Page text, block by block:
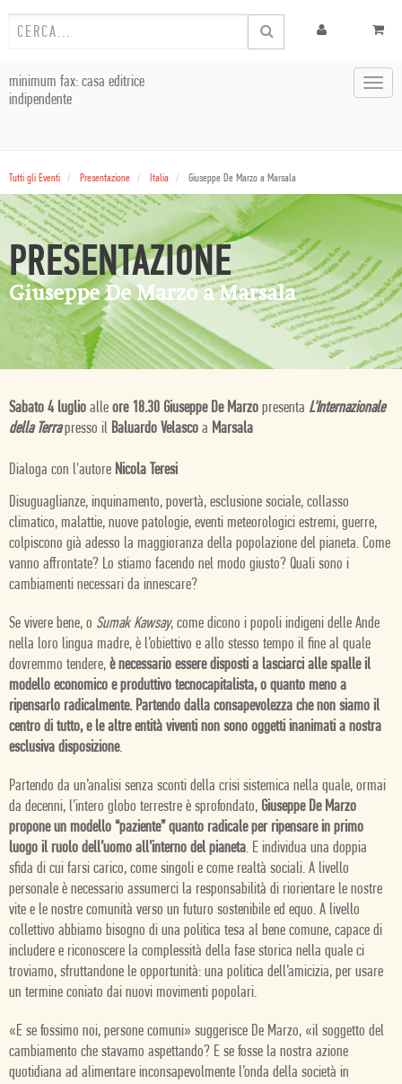
minimum fax: casa editrice
indipendente
Tutti gli Eventi Presentazione Italia Giuseppe De Marzo a Marsala
PRESENTAZIONE
Giuseppe De Marzo a Marsala
Sabato 4 luglio alle ore 18.30 Giuseppe De Marzo presenta L'Internazionale
della Terrapresso il Baluardo Velasco a Marsala
Dialoga con l'autore Nicola Teresi
Disuguaglianze, inquinamento, povertà, esclusione sociale, collasso
climatico, malattie, nuove patologie, eventi meteorologici estremi, guerre,
colpiscono già adesso la maggioranza della popolazione del pianeta. Come
vanno affrontate? Lo stiamo facendo nel modo giusto? Quali sono i
cambiamenti necessari da innescare?
Se vivere bene, o Sumak Kawsay, come dicono i popoli indigeni delle Ande
nella loro lingua madre, è l’obiettivo e allo stesso tempo il fine al quale
dovremmo tendere, è necessario essere disposti a lasciarci alle spalle il
modello economico e produttivo tecnocapitalista, o quanto meno a
ripensarlo radicalmente. Partendo dalla consapevolezza che non siamo il
centro di tutto, e le altre entità viventi non sono oggetti inanimati a nostra
esclusiva disposizione.
Partendo da un’analisi senza sconti della crisi sistemica nella quale, ormai
da decenni, l’intero globo terrestre è sprofondato, Giuseppe De Marzo
propone un modello “paziente” quanto radicale per ripensare in primo
luogo il ruolo dell’uomo all’interno del pianeta. E individua una doppia
sfida di cui farsi carico, come singoli e come realtà sociali. A livello
personale è necessario assumerci la responsabilità di riorientare le nostre
vite e le nostre comunità verso un futuro sostenibile ed equo. A livello
collettivo abbiamo bisogno di una politica tesa al bene comune, capace di
includere e riconoscere la complessità della fase storica nella quale ci
troviamo, sfruttandone le opportunità: una politica dell’amicizia, per usare
un termine coniato dai nuovi movimenti popolari.
«E se fossimo noi, persone comuni» suggerisce De Marzo, «il soggetto del
cambiamento che stavamo aspettando? E se fosse la nostra azione
quotidiana ad alimentare inconsapevolmente l’onda della società in